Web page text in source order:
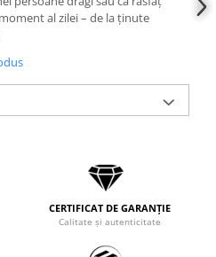
al zilei – de la ținute
CERTIFICAT DE GARANȚIE
Calitate și autenticitate